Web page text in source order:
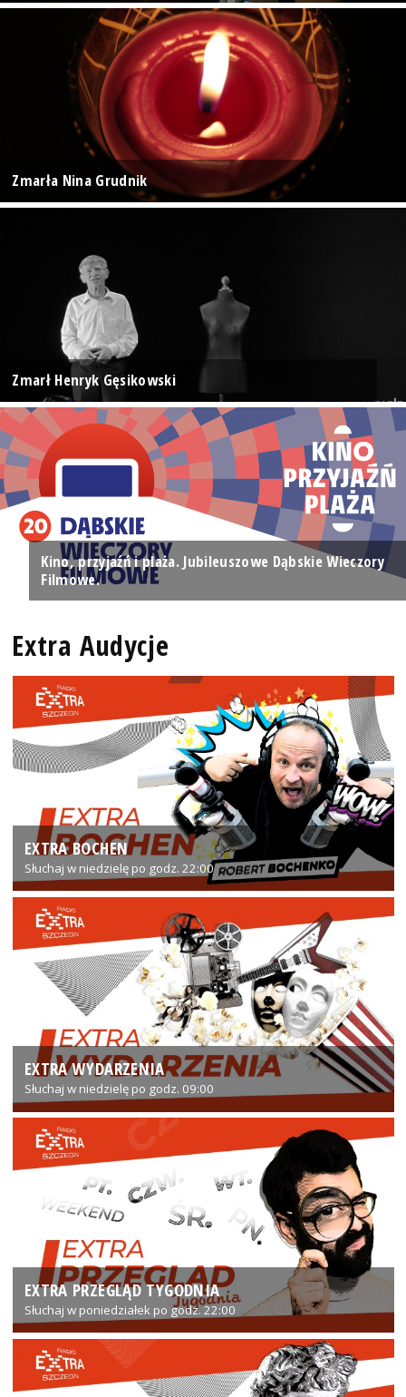
Zmarła Nina Grudnik
Zmarł Henryk Gęsikowski
Kino, przyjaźń i plaża. Jubileuszowe Dąbskie Wieczory
Filmowe.
Extra Audycje
EXTRA BOCHEN
Słuchaj w niedzielę po godz. 22:00
EXTRA WYDARZENIA
Słuchaj w niedzielę po godz. 09:00
EXTRA PRZEGLĄD TYGODNIA
Słuchaj w poniedziałek po godz. 22:00